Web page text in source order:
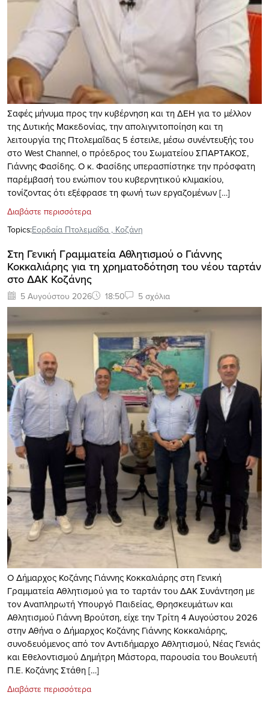
Σαφές μήνυμα προς την κυβέρνηση και τη ΔΕΗ για το μέλλον
της Δυτικής Μακεδονίας, την απολιγνιτοποίηση και τη
λειτουργία της Πτολεμαΐδας 5 έστειλε, μέσω συνέντευξής του
στο West Channel, ο πρόεδρος του Σωματείου ΣΠΑΡΤΑΚΟΣ,
Γιάννης Φασίδης. Ο κ. Φασίδης υπερασπίστηκε την πρόσφατη
παρέμβασή του ενώπιον του κυβερνητικού κλιμακίου,
τονίζοντας ότι εξέφρασε τη φωνή των εργαζομένων […]
Διαβάστε περισσότερα
Topics:Εορδαία Πτολεμαΐδα , Κοζάνη
Στη Γενική Γραμματεία Αθλητισμού ο Γιάννης
Κοκκαλιάρης για τη χρηματοδότηση του νέου ταρτάν
στο ΔΑΚ Κοζάνης
5 Αυγούστου 2026 18:50 5 σχόλια
Ο Δήμαρχος Κοζάνης Γιάννης Κοκκαλιάρης στη Γενική
Γραμματεία Αθλητισμού για το ταρτάν του ΔΑΚ Συνάντηση με
τον Αναπληρωτή Υπουργό Παιδείας, Θρησκευμάτων και
Αθλητισμού Γιάννη Βρούτση, είχε την Τρίτη 4 Αυγούστου 2026
στην Αθήνα ο Δήμαρχος Κοζάνης Γιάννης Κοκκαλιάρης,
συνοδευόμενος από τον Αντιδήμαρχο Αθλητισμού, Νέας Γενιάς
και Εθελοντισμού Δημήτρη Μάστορα, παρουσία του Βουλευτή
Π.Ε. Κοζάνης Στάθη […]
Διαβάστε περισσότερα